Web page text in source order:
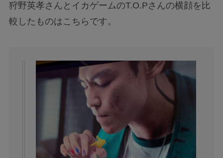
狩野英孝さんとイカゲームのT.O.Pさんの横顔を比
較したものはこちらです。